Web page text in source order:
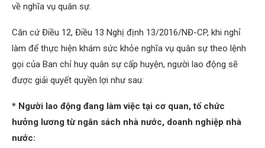
về nghĩa vụ quân sự.
Căn cứ Điều 12, Điều 13 Nghị định 13/2016/NĐ-CP, khi nghỉ
làm để thực hiện khám sức khỏe nghĩa vụ quân sự theo lệnh
gọi của Ban chỉ huy quân sự cấp huyện, người lao động sẽ
được giải quyết quyền lợi như sau:
* Người lao động đang làm việc tại cơ quan, tổ chức
hưởng lương từ ngân sách nhà nước, doanh nghiệp nhà
nước: